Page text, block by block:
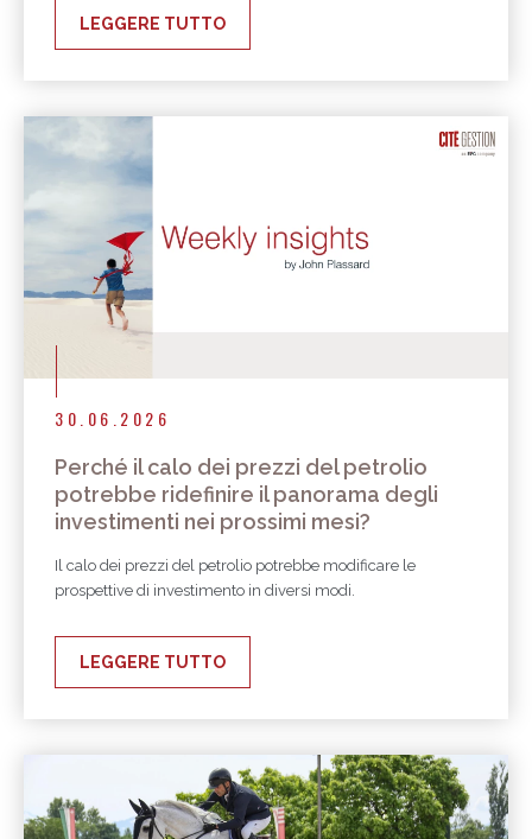
LEGGERE TUTTO
30.06.2026
Perché il calo dei prezzi del petrolio
potrebbe ridefinire il panorama degli
investimenti nei prossimi mesi?
Il calo dei prezzi del petrolio potrebbe modificare le
prospettive di investimento in diversi modi.
LEGGERE TUTTO